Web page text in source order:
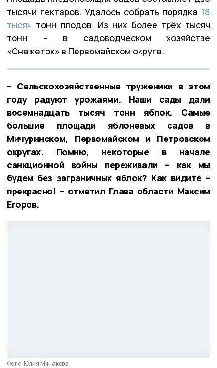
тысячи гектаров. Удалось собрать порядка 18
тысяч тонн плодов. Из них более трёх тысяч
тонн – в садоводческом хозяйстве
«Снежеток» в Первомайском округе.
– Сельскохозяйственные труженики в этом
году радуют урожаями. Наши сады дали
восемнадцать тысяч тонн яблок. Самые
большие площади яблоневых садов в
Мичуринском, Первомайском и Петровском
округах. Помню, некоторые в начале
санкционной войны переживали – как мы
будем без заграничных яблок? Как видите –
прекрасно! – отметил Глава области Максим
Егоров.
Фото: Юлия Минакова